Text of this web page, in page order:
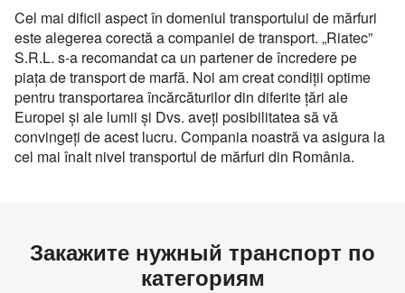
Cel mai dificil aspect în domeniul transportului de mărfuri
este alegerea corectă a companiei de transport. „Riatec”
S.R.L. s-a recomandat ca un partener de încredere pe
piaţa de transport de marfă. Noi am creat condiţii optime
pentru transportarea încărcăturilor din diferite ţări ale
Europei şi ale lumii şi Dvs. aveţi posibilitatea să vă
convingeţi de acest lucru. Compania noastră va asigura la
cel mai înalt nivel transportul de mărfuri din România.
Закажите нужный транспорт по
категориям